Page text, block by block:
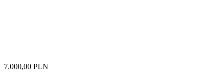
7.000,00 PLN